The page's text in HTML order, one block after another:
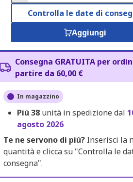
Controlla le date di
Aggiungi
Consegna GRATUITA per
partire da 60,00 €
In magazzino
Più 38 unità in spedizione dal
agosto 2026
Te ne servono di più?Inserisci la
quantità e clicca su "Controlla le
consegna".